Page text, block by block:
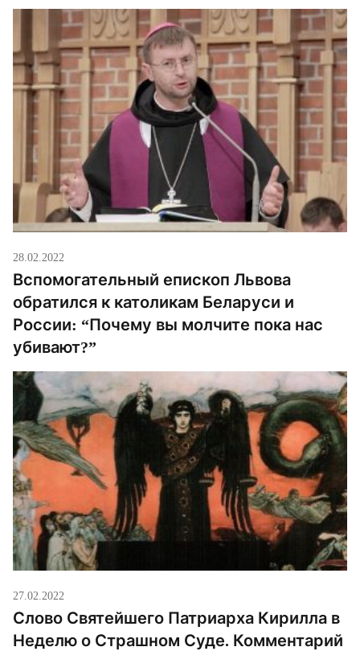
28.02.2022
Вспомогательный епископ Львова
обратился к католикам Беларуси и
России: “Почему вы молчите пока нас
убивают?”
27.02.2022
Слово Святейшего Патриарха Кирилла в
Неделю о Страшном Суде. Комментарий